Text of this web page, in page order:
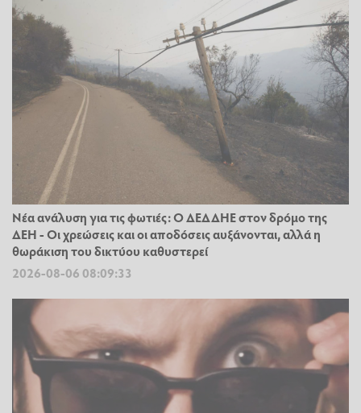
Νέα ανάλυση για τις φωτιές: Ο ΔΕΔΔΗΕ στον δρόμο της
ΔΕΗ - Οι χρεώσεις και οι αποδόσεις αυξάνονται, αλλά η
θωράκιση του δικτύου καθυστερεί
2026-08-06 08:09:33